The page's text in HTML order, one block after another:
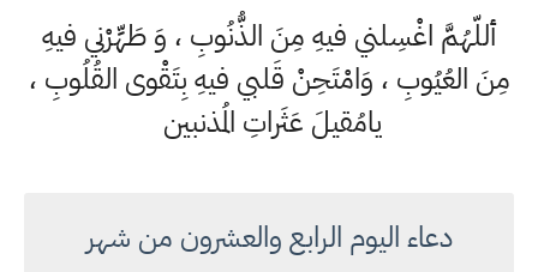
أللّهُمَّ اغْسِلني فيهِ مِنَ الذُّنُوبِ ، وَ طَهِّرْني فيهِ
مِنَ العُيُوبِ ، وَامْتَحِنْ قَلبي فيهِ بِتَقْوى القُلُوبِ ،
يامُقيلَ عَثَراتِ المُذنبين
دعاء اليوم الرابع والعشرون من شهر